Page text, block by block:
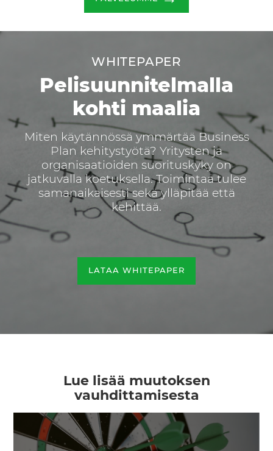
WHITEPAPER
Pelisuunnitelmalla
kohti maalia
Miten käytännössä ymmärtää Business
Plan kehitystyötä? Yritysten ja
organisaatioiden suorituskyky on
jatkuvalla koetuksella. Toimintaa tulee
samanaikaisesti sekä ylläpitää että
kehittää.
LATAA WHITEPAPER
Lue lisää muutoksen
vauhdittamisesta